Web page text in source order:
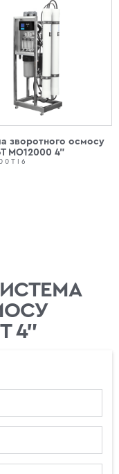
зворотного осмосу
МО12000 4"
4"